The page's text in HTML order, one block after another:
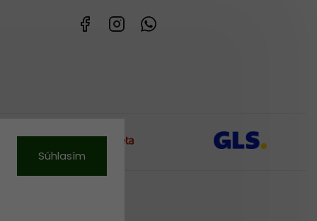
Súhlasím
FacebookInstagram